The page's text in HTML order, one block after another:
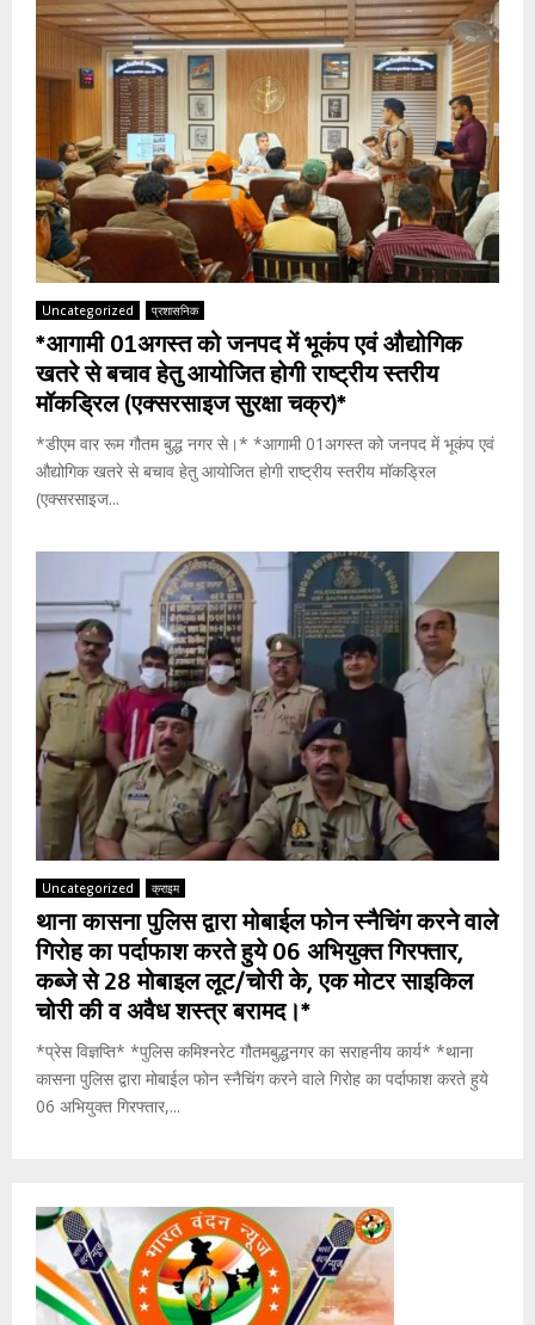
Uncategorized प्रशासनिक
*आगामी 01अगस्त को जनपद में भूकंप एवं औद्योगिक
खतरे से बचाव हेतु आयोजित होगी राष्ट्रीय स्तरीय
मॉकड्रिल (एक्सरसाइज सुरक्षा चक्र)*
*डीएम वार रूम गौतम बुद्ध नगर से।* *आगामी 01अगस्त को जनपद में भूकंप एवं
औद्योगिक खतरे से बचाव हेतु आयोजित होगी राष्ट्रीय स्तरीय मॉकड्रिल
(एक्सरसाइज...
Uncategorized क्राइम
थाना कासना पुलिस द्वारा मोबाईल फोन स्नैचिंग करने वाले
गिरोह का पर्दाफाश करते हुये 06 अभियुक्त गिरफ्तार,
कब्जे से 28 मोबाइल लूट/चोरी के, एक मोटर साइकिल
चोरी की व अवैध शस्त्र बरामद।*
*प्रेस विज्ञप्ति* *पुलिस कमिश्नरेट गौतमबुद्धनगर का सराहनीय कार्य* *थाना
कासना पुलिस द्वारा मोबाईल फोन स्नैचिंग करने वाले गिरोह का पर्दाफाश करते हुये
06 अभियुक्त गिरफ्तार,...